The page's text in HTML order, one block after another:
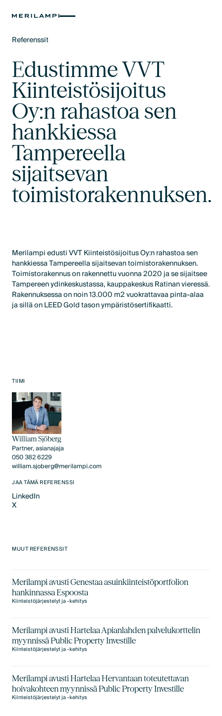
Referenssit
Edustimme VVT
Kiinteistösijoitus
Oy:n rahastoa sen
hankkiessa
Tampereella
sijaitsevan
toimistorakennuksen.
TIIMI
William Sjöberg
Partner, asianajaja
050 382 6229
william.sjoberg@merilampi.com
JAA TÄMÄ REFERENSSI
LinkedIn
LinkedIn
X
Merilampi edusti VVT Kiinteistösijoitus Oy:n rahastoa sen
hankkiessa Tampereella sijaitsevan toimistorakennuksen.
Toimistorakennus on rakennettu vuonna 2020 ja se sijaitsee
Tampereen ydinkeskustassa, kauppakeskus Ratinan vieressä.
Rakennuksessa on noin 13.000 m2 vuokrattavaa pinta-alaa
ja sillä on LEED Gold tason ympäristösertifikaatti.
MUUT REFERENSSIT
Merilampi avusti Genestaa asuinkiinteistöportfolion
hankinnassa Espoosta
Kiinteistöjärjestelyt ja -kehitys
Merilampi avusti Hartelaa Apianlahden palvelukorttelin
myynnissä Public Property Investille
Kiinteistöjärjestelyt ja -kehitys
Merilampi avusti Hartelaa Hervantaan toteutettavan
hoivakohteen myynnissä Public Property Investille
Kiinteistöjärjestelyt ja -kehitys